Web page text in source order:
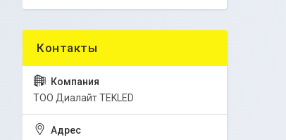
ТОО Диалайт TEKLED